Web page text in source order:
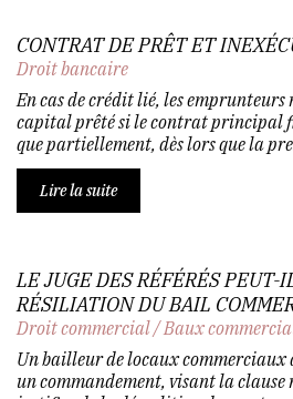
CONTRAT DE PRÊT ET
Droit bancaire
En cas de crédit lié, les emprunteurs
capital prêté si le contrat principal
que partiellement, dès lors que la
Lire la suite
LE JUGE DES RÉFÉRÉS PEUT-
RÉSILIATION DU BAIL
Droit commercial/Baux
Un bailleur de locaux commerciaux
un commandement, visant la clause